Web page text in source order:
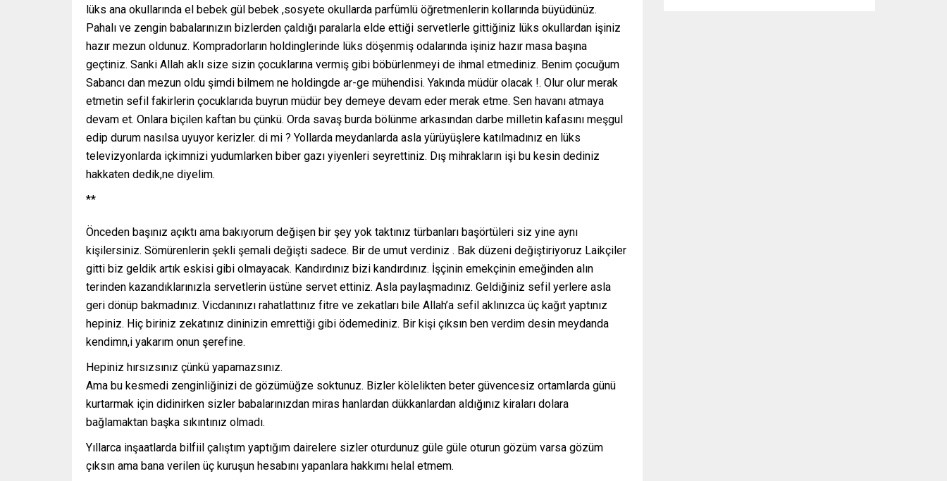
lüks ana okullarında el bebek gül bebek ,sosyete okullarda parfümlü öğretmenlerin kollarında büyüdünüz.
Pahalı ve zengin babalarınızın bizlerden çaldığı paralarla elde ettiği servetlerle gittiğiniz lüks okullardan işiniz
hazır mezun oldunuz. Kompradorların holdinglerinde lüks döşenmiş odalarında işiniz hazır masa başına
geçtiniz. Sanki Allah aklı size sizin çocuklarına vermiş gibi böbürlenmeyi de ihmal etmediniz. Benim çocuğum
Sabancı dan mezun oldu şimdi bilmem ne holdingde ar-ge mühendisi. Yakında müdür olacak !. Olur olur merak
etmetin sefil fakirlerin çocuklarıda buyrun müdür bey demeye devam eder merak etme. Sen havanı atmaya
devam et. Onlara biçilen kaftan bu çünkü. Orda savaş burda bölünme arkasından darbe milletin kafasını meşgul
edip durum nasılsa uyuyor kerizler. di mi ? Yollarda meydanlarda asla yürüyüşlere katılmadınız en lüks
televizyonlarda içkimnizi yudumlarken biber gazı yiyenleri seyrettiniz. Dış mihrakların işi bu kesin dediniz
hakkaten dedik,ne diyelim.
**
Önceden başınız açıktı ama bakıyorum değişen bir şey yok taktınız türbanları başörtüleri siz yine aynı
kişilersiniz. Sömürenlerin şekli şemali değişti sadece. Bir de umut verdiniz . Bak düzeni değiştiriyoruz Laikçiler
gitti biz geldik artık eskisi gibi olmayacak. Kandırdınız bizi kandırdınız. İşçinin emekçinin emeğinden alın
terinden kazandıklarınızla servetlerin üstüne servet ettiniz. Asla paylaşmadınız. Geldiğiniz sefil yerlere asla
geri dönüp bakmadınız. Vicdanınızı rahatlattınız fitre ve zekatları bile Allah’a sefil aklınızca üç kağıt yaptınız
hepiniz. Hiç biriniz zekatınız dininizin emrettiği gibi ödemediniz. Bir kişi çıksın ben verdim desin meydanda
kendimn,i yakarım onun şerefine.
Hepiniz hırsızsınız çünkü yapamazsınız.
Ama bu kesmedi zenginliğinizi de gözümüğze soktunuz. Bizler kölelikten beter güvencesiz ortamlarda günü
kurtarmak için didinirken sizler babalarınızdan miras hanlardan dükkanlardan aldığınız kiraları dolara
bağlamaktan başka sıkıntınız olmadı.
Yıllarca inşaatlarda bilfiil çalıştım yaptığım dairelere sizler oturdunuz güle güle oturun gözüm varsa gözüm
çıksın ama bana verilen üç kuruşun hesabını yapanlara hakkımı helal etmem.